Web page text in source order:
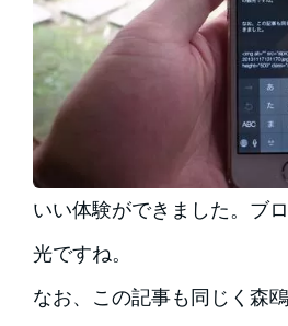
いい体験ができました。ブ
光ですね。
なお、この記事も同じく森